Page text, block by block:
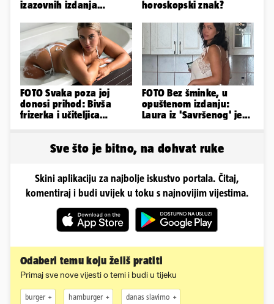
izazovnih izdanja
horoskopski znak?
FOTO Svaka poza joj
donosi prihod: Bivša
frizerka i učiteljica
FOTO Bez šminke, u
opuštenom izdanju:
Laura iz 'Savršenog' je
Sve što je bitno, na dohvat ruke
Skini aplikaciju za najbolje iskustvo portala. Čitaj,
komentiraj i budi uvijek u toku s najnovijim vijestima.
Odaberi temu koju želiš pratiti
Primaj sve nove vijesti o temi i budi u tijeku
burger hamburger danas slavimo